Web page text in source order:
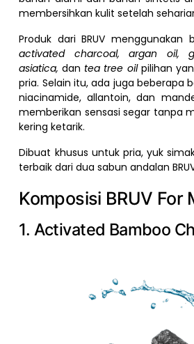
membersihkan kulit setelah
Produk dari BRUV menggunakan
activated charcoal, argan oil,
asiatica,dan tea tree oil pilihan
pria. Selain itu, ada juga beberapa
niacinamide, allantoin, dan
memberikan sensasi segar tanpa
kering ketarik.
Dibuat khusus untuk pria, yuk
terbaik dari dua sabun andalan
Komposisi BRUV For
1. Activated Bamboo